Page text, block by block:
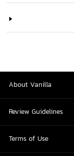
About Vanilla
Review Guidelines
Terms of Use